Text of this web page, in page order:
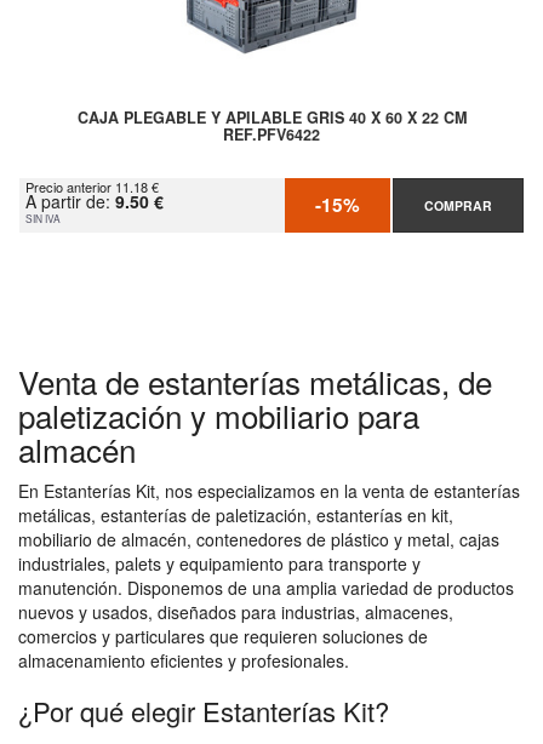
CAJA PLEGABLE Y APILABLE GRIS 40 X 60 X 22 CM
REF.PFV6422
Precio anterior 11.18 €
A partir de: 9.50 €
SIN IVA -15% COMPRAR
Venta de estanterías metálicas, de
paletización y mobiliario para
almacén
En Estanterías Kit, nos especializamos en la venta de estanterías
metálicas, estanterías de paletización, estanterías en kit,
mobiliario de almacén, contenedores de plástico y metal, cajas
industriales, palets y equipamiento para transporte y
manutención. Disponemos de una amplia variedad de productos
nuevos y usados, diseñados para industrias, almacenes,
comercios y particulares que requieren soluciones de
almacenamiento eficientes y profesionales.
¿Por qué elegir Estanterías Kit?